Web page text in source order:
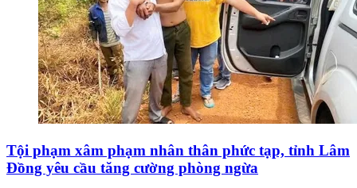
Tội phạm xâm phạm nhân thân phức tạp, tỉnh Lâm
Đồng yêu cầu tăng cường phòng ngừa